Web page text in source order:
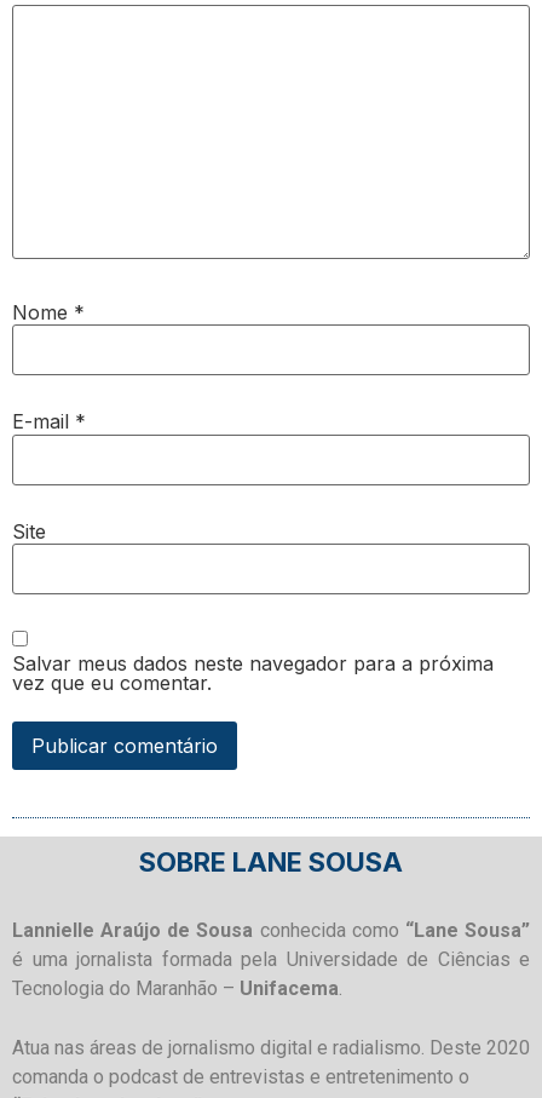
Nome *
E-mail *
Site
Salvar meus dados neste navegador para a próxima
vez que eu comentar.
SOBRE LANE SOUSA
Lannielle Araújo de Sousa conhecida como “Lane Sousa”
é uma jornalista formada pela Universidade de Ciências e
Tecnologia do Maranhão – Unifacema.
Atua nas áreas de jornalismo digital e radialismo. Deste 2020
comanda o podcast de entrevistas e entretenimento o